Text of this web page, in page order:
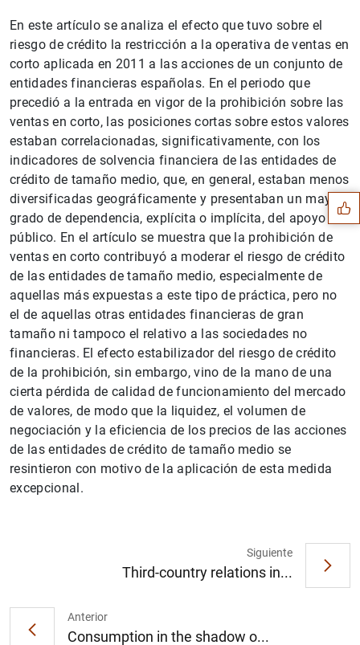
En este artículo se analiza el efecto que tuvo sobre el
riesgo de crédito la restricción a la operativa de ventas en
corto aplicada en 2011 a las acciones de un conjunto de
entidades financieras españolas. En el periodo que
precedió a la entrada en vigor de la prohibición sobre las
ventas en corto, las posiciones cortas sobre estos valores
estaban correlacionadas, significativamente, con los
indicadores de solvencia financiera de las entidades de
crédito de tamaño medio, que, en general, estaban menos
diversificadas geográficamente y presentaban un mayor
grado de dependencia, explícita o implícita, del apoyo
público. En el artículo se muestra que la prohibición de
ventas en corto contribuyó a moderar el riesgo de crédito
de las entidades de tamaño medio, especialmente de
aquellas más expuestas a este tipo de práctica, pero no
el de aquellas otras entidades financieras de gran
tamaño ni tampoco el relativo a las sociedades no
financieras. El efecto estabilizador del riesgo de crédito
de la prohibición, sin embargo, vino de la mano de una
cierta pérdida de calidad de funcionamiento del mercado
de valores, de modo que la liquidez, el volumen de
negociación y la eficiencia de los precios de las acciones
de las entidades de crédito de tamaño medio se
resintieron con motivo de la aplicación de esta medida
excepcional.
Anterior
Consumption in the shadow o...
Siguiente
Third-country relations in...
Sugerencias
1